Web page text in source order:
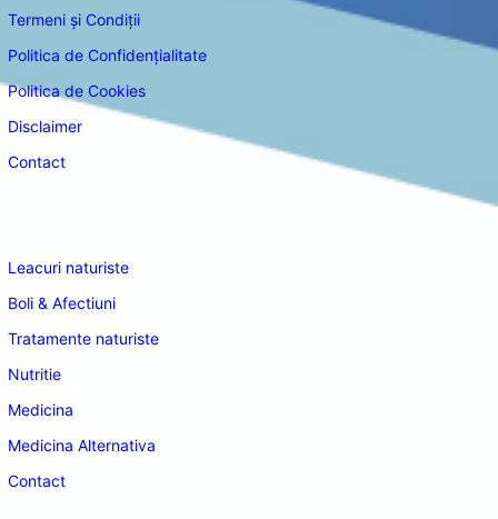
Termeni și Condiții
Politica de Confidențialitate
Politica de Cookies
Disclaimer
Contact
Leacuri naturiste
Boli & Afectiuni
Tratamente naturiste
Nutritie
Medicina
Medicina Alternativa
Contact